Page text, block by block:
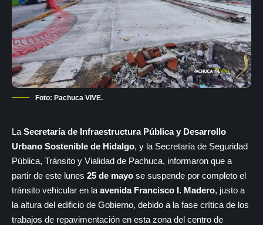
Foto: Pachuca VIVE.
La Secretaría de Infraestructura Pública y Desarrollo
Urbano Sostenible de Hidalgo, y la Secretaría de Seguridad
Pública, Tránsito y Vialidad de Pachuca, informaron que a
partir de este lunes 25 de mayo se suspende por completo el
tránsito vehicular en la avenida Francisco I. Madero, justo a
la altura del edificio de Gobierno, debido a la fase crítica de los
trabajos de repavimentación en esta zona del centro de